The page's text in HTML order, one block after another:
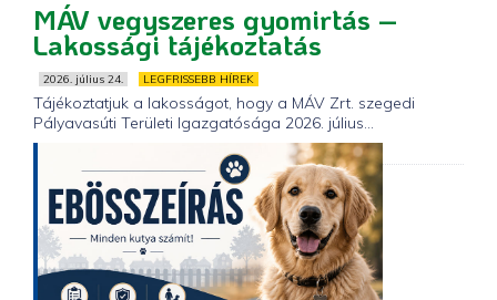
MÁV vegyszeres gyomirtás –
Lakossági tájékoztatás
2026. július 24. LEGFRISSEBB HÍREK
Tájékoztatjuk a lakosságot, hogy a MÁV Zrt. szegedi
Pályavasúti Területi Igazgatósága 2026. július...